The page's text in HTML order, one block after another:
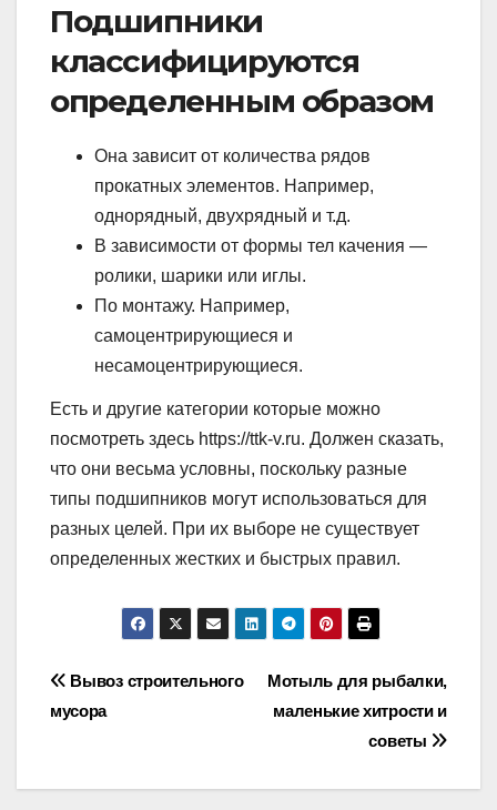
Подшипники
классифицируются
определенным образом
Она зависит от количества рядов
прокатных элементов. Например,
однорядный, двухрядный и т.д.
В зависимости от формы тел качения —
ролики, шарики или иглы.
По монтажу. Например,
самоцентрирующиеся и
несамоцентрирующиеся.
Есть и другие категории которые можно
посмотреть здесь https://ttk-v.ru. Должен сказать,
что они весьма условны, поскольку разные
типы подшипников могут использоваться для
разных целей. При их выборе не существует
определенных жестких и быстрых правил.
Навигация
по
записям
Мотыль для рыбалки,
маленькие хитрости и
советы
Вывоз строительного
мусора